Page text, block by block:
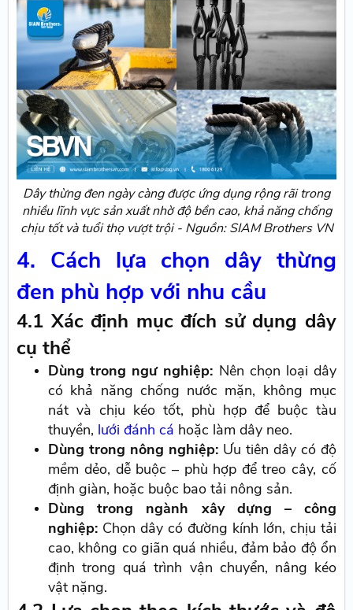
Dây thừng đen ngày càng được ứng dụng rộng rãi trong
nhiều lĩnh vực sản xuất nhờ độ bền cao, khả năng chống
chịu tốt và tuổi thọ vượt trội - Nguồn: SIAM Brothers VN
4. Cách lựa chọn dây thừng
đen phù hợp với nhu cầu
4.1 Xác định mục đích sử dụng dây
cụ thể
Dùng trong ngư nghiệp: Nên chọn loại dây
có khả năng chống nước mặn, không mục
nát và chịu kéo tốt, phù hợp để buộc tàu
thuyền, lưới đánh cá hoặc làm dây neo.
Dùng trong nông nghiệp: Ưu tiên dây có độ
mềm dẻo, dễ buộc – phù hợp để treo cây, cố
định giàn, hoặc buộc bao tải nông sản.
Dùng trong ngành xây dựng – công
nghiệp: Chọn dây có đường kính lớn, chịu tải
cao, không co giãn quá nhiều, đảm bảo độ ổn
định trong quá trình vận chuyển, nâng kéo
vật nặng.